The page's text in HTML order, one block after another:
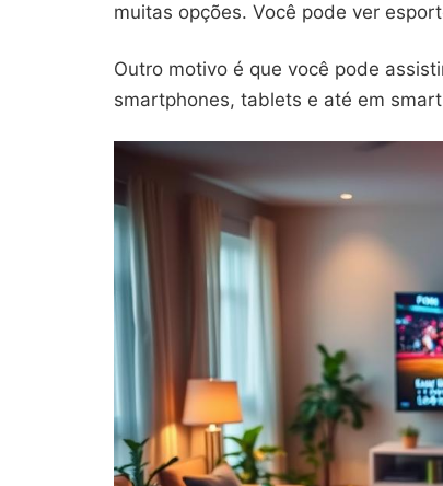
muitas opções. Você pode ver
Outro motivo é que você pode
smartphones, tablets e até em